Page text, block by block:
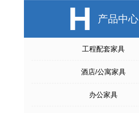
H 产品中心
工程配套家具
酒店/公寓家具
办公家具